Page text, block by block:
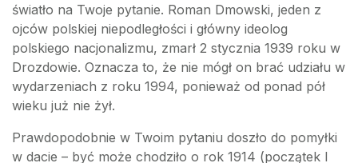
światło na Twoje pytanie. Roman Dmowski, jeden z
ojców polskiej niepodległości i główny ideolog
polskiego nacjonalizmu, zmarł 2 stycznia 1939 roku w
Drozdowie. Oznacza to, że nie mógł on brać udziału w
wydarzeniach z roku 1994, ponieważ od ponad pół
wieku już nie żył.
Prawdopodobnie w Twoim pytaniu doszło do pomyłki
w dacie – być może chodziło o rok 1914 (początek I